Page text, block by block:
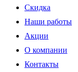
Скидка
Наши работы
Акции
О компании
Контакты